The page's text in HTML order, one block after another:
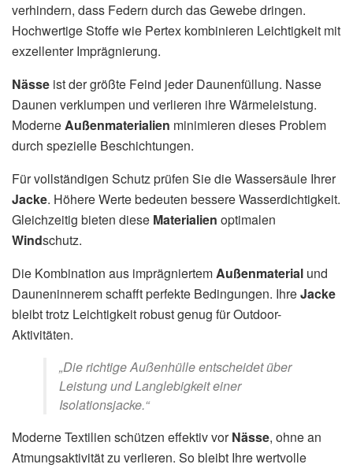
verhindern, dass Federn durch das Gewebe dringen.
Hochwertige Stoffe wie Pertex kombinieren Leichtigkeit mit
exzellenter Imprägnierung.
Nässe ist der größte Feind jeder Daunenfüllung. Nasse
Daunen verklumpen und verlieren ihre Wärmeleistung.
ModerneAußenmaterialien minimieren dieses Problem
durch spezielle Beschichtungen.
Für vollständigen Schutz prüfen Sie die Wassersäule Ihrer
Jacke. Höhere Werte bedeuten bessere Wasserdichtigkeit.
Gleichzeitig bieten diese Materialien optimalen
Windschutz.
Die Kombination aus imprägniertemAußenmaterial und
Dauneninnerem schafft perfekte Bedingungen. IhreJacke
bleibt trotz Leichtigkeit robust genug für Outdoor-
Aktivitäten.
„Die richtige Außenhülle entscheidet über
Leistung und Langlebigkeit einer
Isolationsjacke.“
Moderne Textilien schützen effektiv vorNässe, ohne an
Atmungsaktivität zu verlieren. So bleibt Ihre wertvolle